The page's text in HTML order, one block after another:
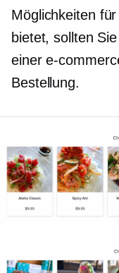
Möglichkeiten
bietet, sollten
einere-
Bestellung.